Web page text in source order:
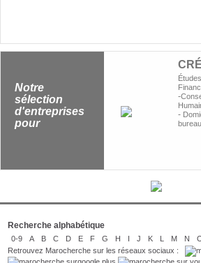
Notre
sélection
d'entreprises
pour
-
-
Recherche alphabétique
0-9 A B C D E F G H I J K L M N
Retrouvez Marocherche sur les réseaux sociaux :